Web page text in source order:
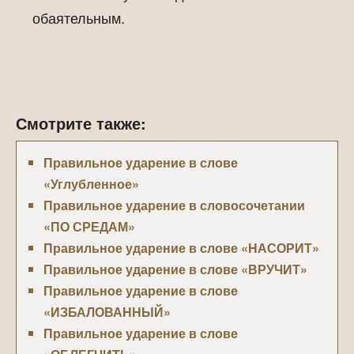
обаятельным.
Смотрите также:
Правильное ударение в слове
«Углубленное»
Правильное ударение в словосочетании
«ПО СРЕДАМ»
Правильное ударение в слове «НАСОРИТ»
Правильное ударение в слове «ВРУЧИТ»
Правильное ударение в слове
«ИЗБАЛОВАННЫЙ»
Правильное ударение в слове